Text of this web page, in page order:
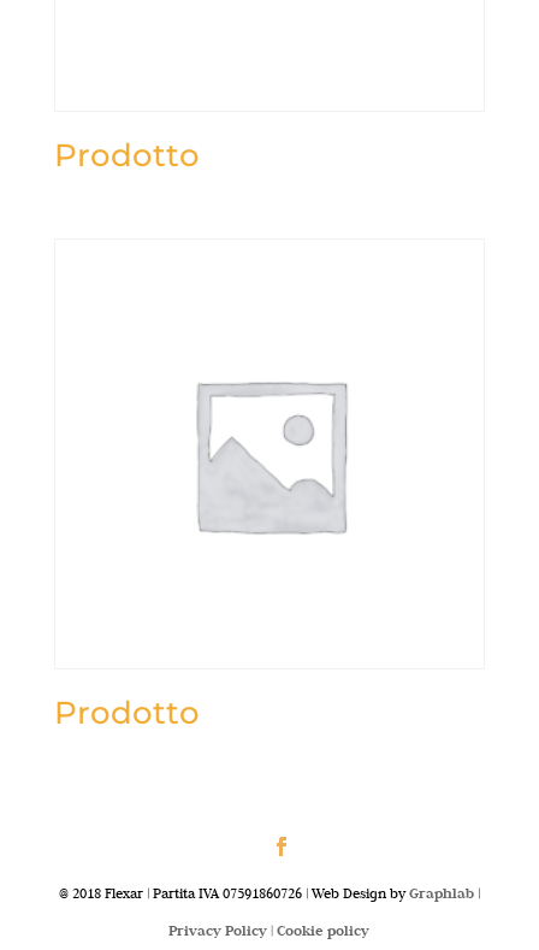
Prodotto
Prodotto
@ 2018 Flexar | Partita IVA 07591860726 | Web Design byGraphlab|
Privacy Policy |Cookie policy